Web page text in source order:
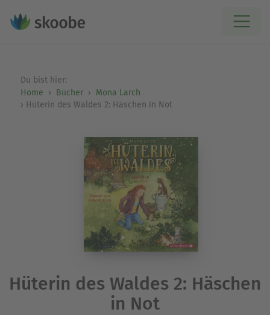
Du bist hier:
Home
Bücher
Mona Larch
Hüterin des Waldes 2: Häschen in Not
Hüterin des Waldes 2: Häschen
in Not